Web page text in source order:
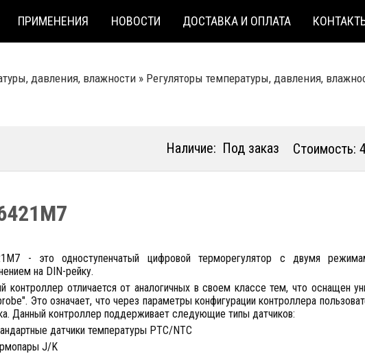
ПРИМЕНЕНИЯ НОВОСТИ ДОСТАВКА И ОПЛАТА
давления, влажности » Регуляторы температуры, давления,
Наличие: Под заказ Стоимость:
- это одноступенчатый цифровой терморегулятор c двумя
на DIN-рейку.
контроллер отличается от аналогичных в своем классе тем, что оснащен
Это означает, что через параметры конфигурации контроллера
Данный контроллер поддерживает следующие типы датчиков:
датчики температуры PTC/NTC
J/K